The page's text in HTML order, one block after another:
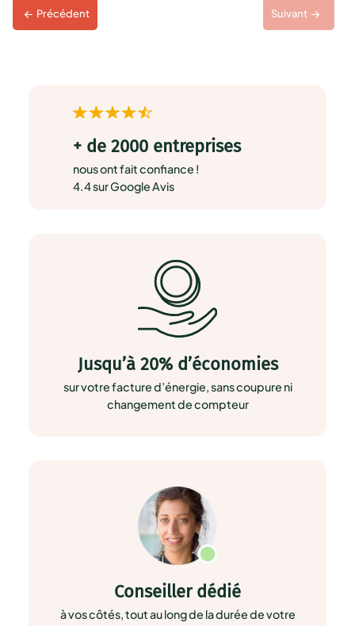
Précédent Suivant
+ de 2000 entreprises
nous ont fait confiance !
4.4 sur Google Avis
Jusqu’à 20% d’économies
sur votre facture d’énergie, sans coupure ni
changement de compteur
Conseiller dédié
à vos côtés, tout au long de la durée de votre